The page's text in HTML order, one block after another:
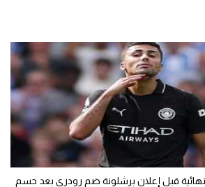
قبل إعلان برشلونة ضم رودري بعد حسم